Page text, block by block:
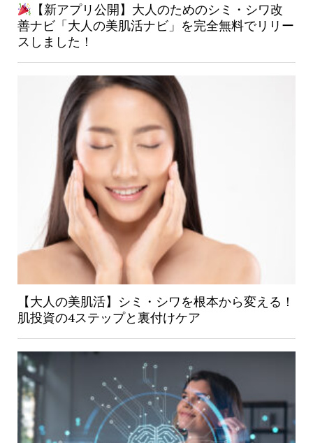
【新アプリ公開】大人のためのシミ・シワ改
善ナビ「大人の美肌活ナビ」を完全無料でリリー
スしました！
【大人の美肌活】シミ・シワを根本から変える！
肌投資の4ステップと裏付けケア